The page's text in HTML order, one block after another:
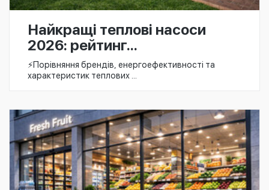
Найкращі теплові насоси
2026: рейтинг...
⚡️Порівняння брендів, енергоефективності та
характеристик теплових ...